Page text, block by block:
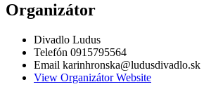
Organizátor
Divadlo Ludus
Telefón 0915795564
Email karinhronska@ludusdivadlo.sk
View Organizátor Website